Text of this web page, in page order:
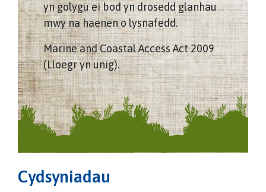
yn golygu ei bod yn drosedd glanhau
mwy na haenen o lysnafedd.
Marine and Coastal Access Act 2009
(Lloegr yn unig).
Cydsyniadau